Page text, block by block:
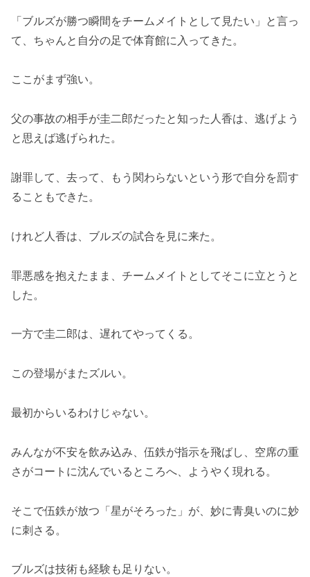
「ブルズが勝つ瞬間をチームメイトとして見たい」と言っ
て、ちゃんと自分の足で体育館に入ってきた。
ここがまず強い。
父の事故の相手が圭二郎だったと知った人香は、逃げよう
と思えば逃げられた。
謝罪して、去って、もう関わらないという形で自分を罰す
ることもできた。
けれど人香は、ブルズの試合を見に来た。
罪悪感を抱えたまま、チームメイトとしてそこに立とうと
した。
一方で圭二郎は、遅れてやってくる。
この登場がまたズルい。
最初からいるわけじゃない。
みんなが不安を飲み込み、伍鉄が指示を飛ばし、空席の重
さがコートに沈んでいるところへ、ようやく現れる。
そこで伍鉄が放つ「星がそろった」が、妙に青臭いのに妙
に刺さる。
ブルズは技術も経験も足りない。